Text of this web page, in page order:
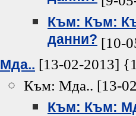
Към: Към:
данни? [10-
Мда.. [13-02-2013]
Към: Мда.. [13-
Към: Към: